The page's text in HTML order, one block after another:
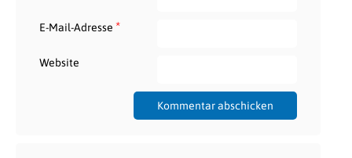
E-Mail-Adresse *
Website